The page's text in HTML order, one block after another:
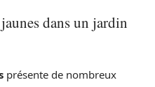
dans un jardin
présente de nombreux